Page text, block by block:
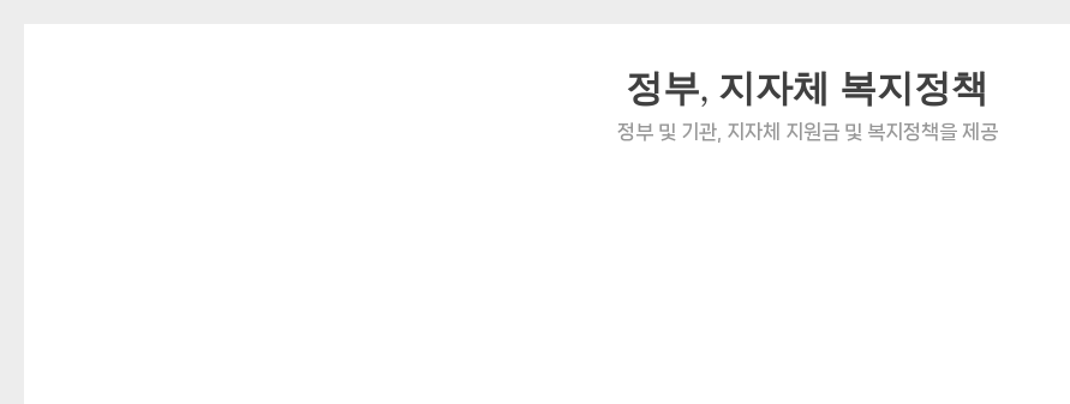
정부, 지자체 복지정책
정부 및 기관, 지자체 지원금 및 복지정책을 제공